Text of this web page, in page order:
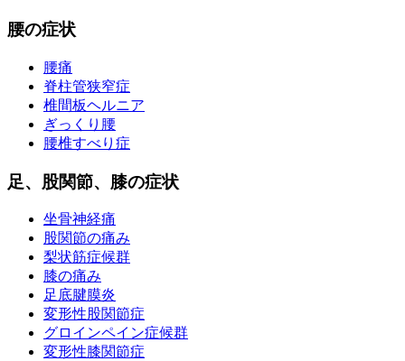
腰の症状
腰痛
脊柱管狭窄症
椎間板ヘルニア
ぎっくり腰
腰椎すべり症
足、股関節、膝の症状
坐骨神経痛
股関節の痛み
梨状筋症候群
膝の痛み
足底腱膜炎
変形性股関節症
グロインペイン症候群
変形性膝関節症